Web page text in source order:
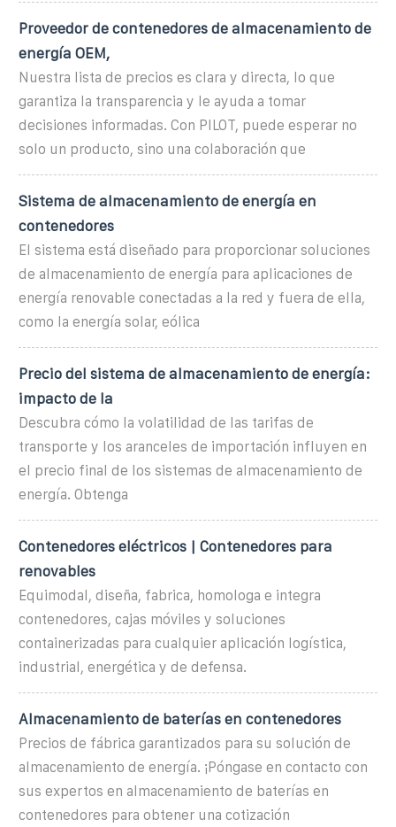
Proveedor de contenedores de almacenamiento de
energía OEM,
Nuestra lista de precios es clara y directa, lo que
garantiza la transparencia y le ayuda a tomar
decisiones informadas. Con PILOT, puede esperar no
solo un producto, sino una colaboración que
Sistema de almacenamiento de energía en
contenedores
El sistema está diseñado para proporcionar soluciones
de almacenamiento de energía para aplicaciones de
energía renovable conectadas a la red y fuera de ella,
como la energía solar, eólica
Precio del sistema de almacenamiento de energía:
impacto de la
Descubra cómo la volatilidad de las tarifas de
transporte y los aranceles de importación influyen en
el precio final de los sistemas de almacenamiento de
energía. Obtenga
Contenedores eléctricos | Contenedores para
renovables
Equimodal, diseña, fabrica, homologa e integra
contenedores, cajas móviles y soluciones
containerizadas para cualquier aplicación logística,
industrial, energética y de defensa.
Almacenamiento de baterías en contenedores
Precios de fábrica garantizados para su solución de
almacenamiento de energía. ¡Póngase en contacto con
sus expertos en almacenamiento de baterías en
contenedores para obtener una cotización